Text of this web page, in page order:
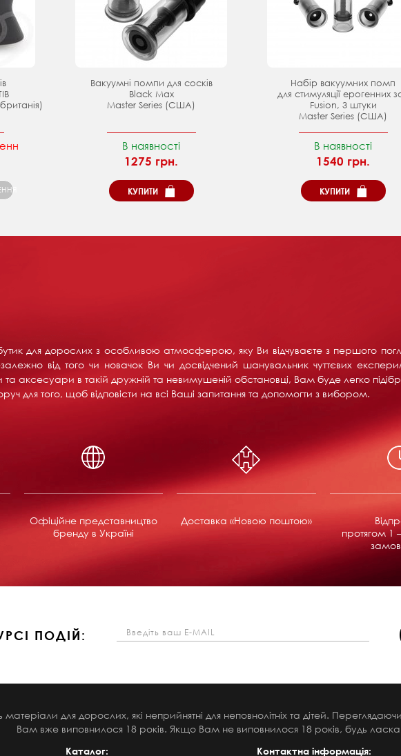
Вакуумні помпи для сосків
Black Max
Master Series (США)
В наявності
1275 грн.
КУПИТИ
Набір вакуумних помп
для стимуляції ерогенних
Fusion, 3 штуки
Master Series (США)
В наявності
1540 грн.
КУПИТИ
для дорослих з особливою атмосферою, яку Ви відчуваєте з першого
від того чи новачок Ви чи досвідчений шанувальник чуттєвих
та аксесуари в такій дружній та невимушеній обстановці, Вам буде легко
для того, щоб відповісти на всі Ваші запитання та допомогти з вибором.
Офіційне представництво
бренду в Україні
Доставка «Новою поштою»
протягом 1
ПОДІЙ:
для дорослих, які неприйнятні для неповнолітніх та дітей.
Вам вже виповнилося 18 років. Якщо Вам не виповнилося 18 років, будь
Каталог: Контактна інформація: